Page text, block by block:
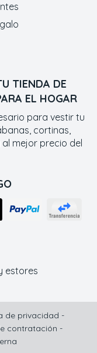
TIENDA DE
EL HOGAR
para vestir tu
cortinas,
mejor precio del
estores
de privacidad -
contratación -